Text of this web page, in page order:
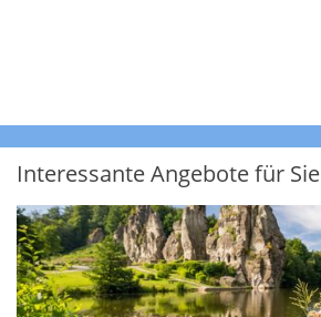
Interessante Angebote für Sie